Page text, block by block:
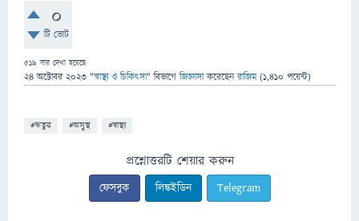
0
টি ভোট
519 বার দেখা হয়েছে
24 অক্টোবর 2023 "স্বাস্থ্য ও চিকিৎসা" বিভাগে জিজ্ঞাসাকরেছেনরাজিম (1,410 পয়েন্ট)
#ঋতুর #অসুস্থ #স্বাস্থ্য
প্রশ্নোত্তরটি শেয়ার করুন
ফেসবুক লিঙ্কইডিন Telegram